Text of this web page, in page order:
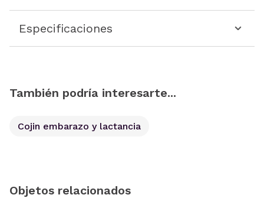
Especificaciones
También podría interesarte...
Cojin embarazo y lactancia
Objetos relacionados